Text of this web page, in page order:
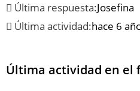
Última respuesta:Josefina
Última actividad:hace 6
Última actividad en el